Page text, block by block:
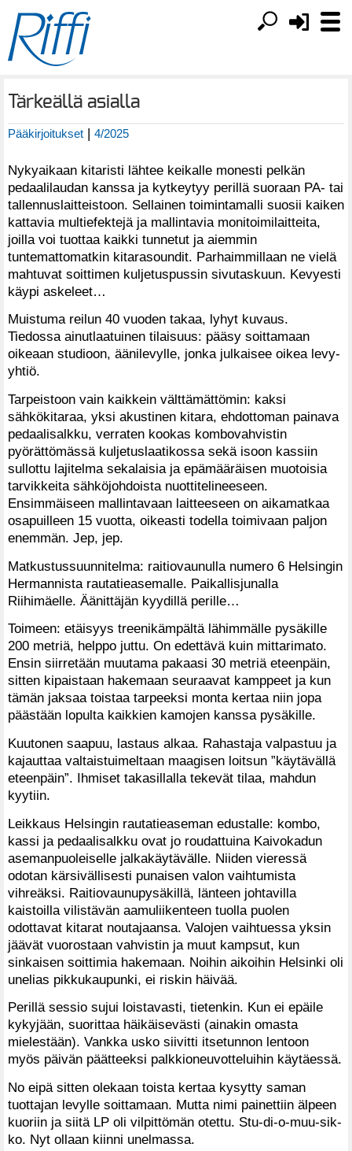
Tärkeällä asialla
Pääkirjoitukset | 4/2025
Nykyaikaan kitaristi lähtee keikalle monesti pelkän
pedaalilaudan kanssa ja kytkeytyy perillä suoraan PA- tai
tallennuslaitteistoon. Sellainen toimintamalli suosii kaiken
kattavia multiefektejä ja mallintavia monitoimilaitteita,
joilla voi tuottaa kaikki tunnetut ja aiemmin
tuntemattomatkin kitarasoundit. Parhaimmillaan ne vielä
mahtuvat soittimen kuljetuspussin sivutaskuun. Kevyesti
käypi askeleet…
Muistuma reilun 40 vuoden takaa, lyhyt kuvaus.
Tiedossa ainutlaatuinen tilaisuus: pääsy soittamaan
oikeaan studioon, äänilevylle, jonka julkaisee oikea levy-
yhtiö.
Tarpeistoon vain kaikkein välttämättömin: kaksi
sähkökitaraa, yksi akustinen kitara, ehdottoman painava
pedaalisalkku, verraten kookas kombovahvistin
pyörättömässä kuljetuslaatikossa sekä isoon kassiin
sullottu lajitelma sekalaisia ja epämääräisen muotoisia
tarvikkeita sähköjohdoista nuottitelineeseen.
Ensimmäiseen mallintavaan laitteeseen on aikamatkaa
osapuilleen 15 vuotta, oikeasti todella toimivaan paljon
enemmän. Jep, jep.
Matkustussuunnitelma: raitiovaunulla numero 6 Helsingin
Hermannista rautatieasemalle. Paikallisjunalla
Riihimäelle. Äänittäjän kyydillä perille…
Toimeen: etäisyys treenikämpältä lähimmälle pysäkille
200 metriä, helppo juttu. On edettävä kuin mittarimato.
Ensin siirretään muutama pakaasi 30 metriä eteenpäin,
sitten kipaistaan hakemaan seuraavat kamppeet ja kun
tämän jaksaa toistaa tarpeeksi monta kertaa niin jopa
päästään lopulta kaikkien kamojen kanssa pysäkille.
Kuutonen saapuu, lastaus alkaa. Rahastaja valpastuu ja
kajauttaa valtaistuimeltaan maagisen loitsun ”käytävällä
eteenpäin”. Ihmiset takasillalla tekevät tilaa, mahdun
kyytiin.
Leikkaus Helsingin rautatieaseman edustalle: kombo,
kassi ja pedaalisalkku ovat jo roudattuina Kaivokadun
asemanpuoleiselle jalkakäytävälle. Niiden vieressä
odotan kärsivällisesti punaisen valon vaihtumista
vihreäksi. Raitiovaunupysäkillä, länteen johtavilla
kaistoilla vilistävän aamuliikenteen tuolla puolen
odottavat kitarat noutajaansa. Valojen vaihtuessa yksin
jäävät vuorostaan vahvistin ja muut kampsut, kun
sinkaisen soittimia hakemaan. Noihin aikoihin Helsinki oli
unelias pikkukaupunki, ei riskin häivää.
Perillä sessio sujui loistavasti, tietenkin. Kun ei epäile
kykyjään, suorittaa häikäisevästi (ainakin omasta
mielestään). Vankka usko siivitti itsetunnon lentoon
myös päivän päätteeksi palkkioneuvotteluihin käytäessä.
No eipä sitten olekaan toista kertaa kysytty saman
tuottajan levylle soittamaan. Mutta nimi painettiin älpeen
kuoriin ja siitä LP oli vilpittömän otettu. Stu-di-o-muu-sik-
ko. Nyt ollaan kiinni unelmassa.